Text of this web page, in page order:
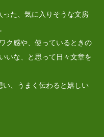
た、気に入りそうな文房
ク感や、使っているときの
いな、と思って日々文章を
、うまく伝わると嬉しい